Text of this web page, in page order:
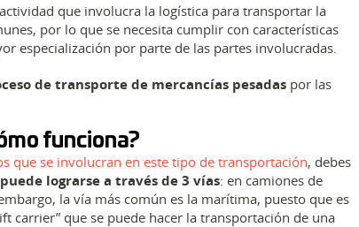
que involucra la logística para transportar la
por lo que se necesita cumplir con características
especialización por parte de las partes involucradas.
de transporte de mercancías pesadas por las
funciona?
que se involucran en este tipo de transportación, debes
lograrse a través de 3 vías: en camiones de
la vía más común es la marítima, puesto que es
carrier” que se puede hacer la transportación de una